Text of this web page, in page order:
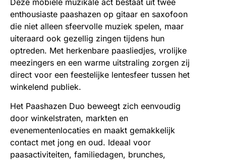
Deze mobiele muzikale act bestaat uit twee
enthousiaste paashazen op gitaar en saxofoon
die niet alleen sfeervolle muziek spelen, maar
uiteraard ook gezellig zingen tijdens hun
optreden. Met herkenbare paasliedjes, vrolijke
meezingers en een warme uitstraling zorgen zij
direct voor een feestelijke lentesfeer tussen het
winkelend publiek.
Het Paashazen Duo beweegt zich eenvoudig
door winkelstraten, markten en
evenementenlocaties en maakt gemakkelijk
contact met jong en oud. Ideaal voor
paasactiviteiten, familiedagen, brunches,